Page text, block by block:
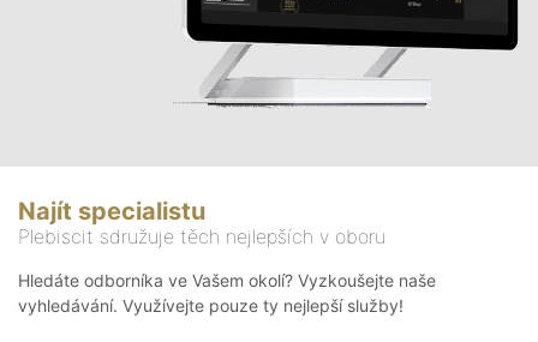
Najít specialistu
Plebiscit sdružuje těch nejlepších v oboru
Hledáte odborníka ve Vašem okolí? Vyzkoušejte naše
vyhledávání. Využívejte pouze ty nejlepší služby!